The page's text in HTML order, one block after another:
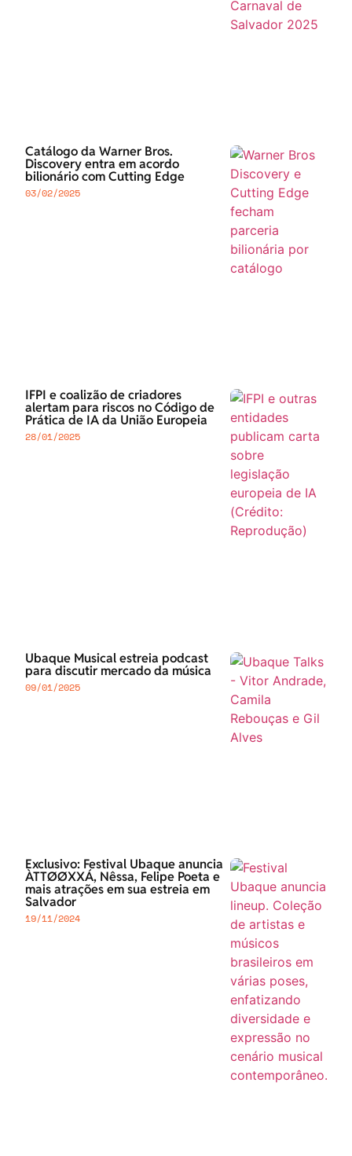
Catálogo da Warner Bros.
Discovery entra em acordo
bilionário com Cutting Edge
03/02/2025
IFPI e coalizão de criadores
alertam para riscos no Código de
Prática de IA da União Europeia
28/01/2025
Ubaque Musical estreia podcast
para discutir mercado da música
09/01/2025
Exclusivo: Festival Ubaque anuncia
ÀTTØØXXÁ, Nêssa, Felipe Poeta e
mais atrações em sua estreia em
Salvador
19/11/2024